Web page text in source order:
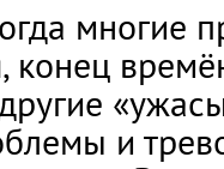
многие
конец
и